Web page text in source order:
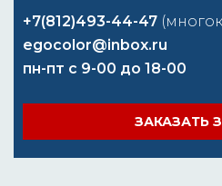
+7(812)493-44-47
egocolor@inbox.ru
пн-пт с 9-00 до 18-00
ЗАКАЗАТЬ